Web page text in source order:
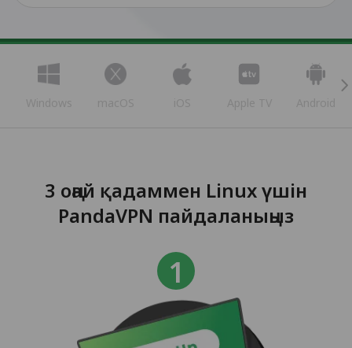
Windows macOS iOS Apple TV Android
3 оңай қадаммен Linux үшін
PandaVPN пайдаланыңыз